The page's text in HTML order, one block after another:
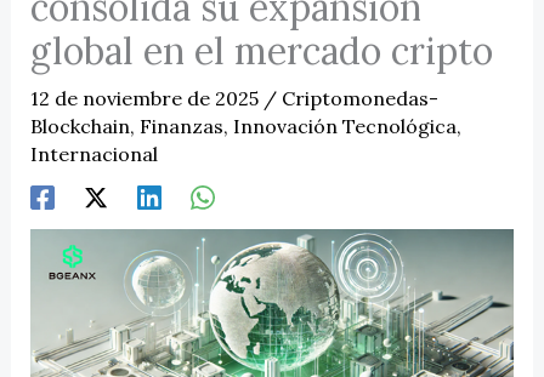
global en el mercado cripto
12 de noviembre de 2025 / Criptomonedas-
Blockchain, Finanzas, Innovación Tecnológica,
Internacional